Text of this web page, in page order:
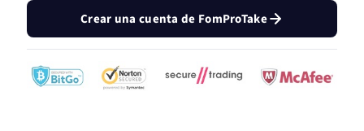
Crear una cuenta de FomProTake